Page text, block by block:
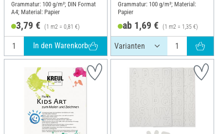
Grammatur: 100 g/m²; DIN Format
A4; Material: Papier
3,79 € (1 m2 = 0,81 €)
In den Warenkorb
Grammatur: 100 g/m²; Material:
Papier
ab 1,69 € (1 m2 = 1,35 €)